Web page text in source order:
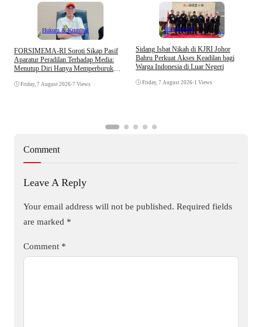
Hukum & Kriminal
​FORSIMEMA-RI Soroti Sikap Pasif
Aparatur Peradilan Terhadap Media:
Menutup Diri Hanya Memperburuk
Friday, 7 August 2026•7 Views
Internasional
Sidang Isbat Nikah di KJRI Johor
Bahru Perkuat Akses Keadilan bagi
Warga Indonesia di Luar Negeri
Friday, 7 August 2026•1 Views
Comment
Leave A Reply
Your email address will not be published. Required fields
are marked *
Comment *